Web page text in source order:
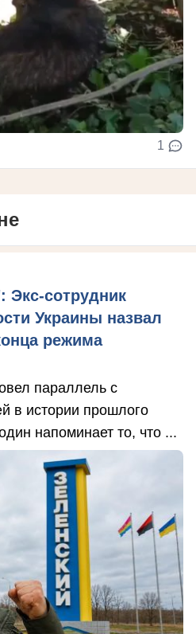
1
Экс-сотрудник
Украины назвал
режима
параллель с
в истории прошлого
напоминает то, что ...